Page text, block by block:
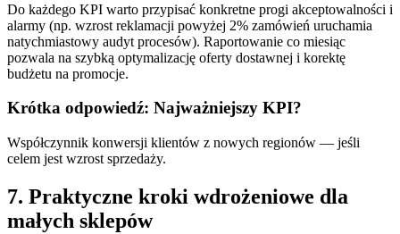
Do każdego KPI warto przypisać konkretne progi akceptowalności i
alarmy (np. wzrost reklamacji powyżej 2% zamówień uruchamia
natychmiastowy audyt procesów). Raportowanie co miesiąc
pozwala na szybką optymalizację oferty dostawnej i korektę
budżetu na promocje.
Krótka odpowiedź: Najważniejszy KPI?
Współczynnik konwersji klientów z nowych regionów — jeśli
celem jest wzrost sprzedaży.
7. Praktyczne kroki wdrożeniowe dla
małych sklepów